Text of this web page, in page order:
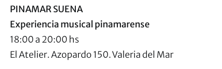
PINAMAR SUENA
Experiencia musical pinamarense
18:00 a 20:00 hs
El Atelier. Azopardo 150. Valeria del Mar